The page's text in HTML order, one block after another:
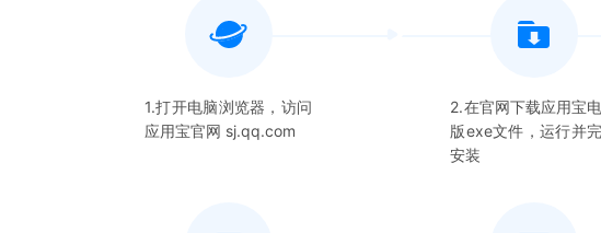
1.打开电脑浏览器，访问
应用宝官网 sj.qq.com
2.在官网下载应用宝
版exe文件，运行并
安装